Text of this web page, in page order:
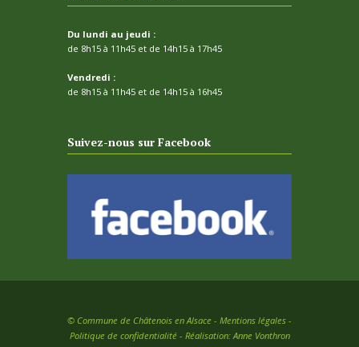
Du lundi au jeudi :
de 8h15 à 11h45 et de 14h15 à 17h45
Vendredi :
de 8h15 à 11h45 et de 14h15 à 16h45
Suivez-nous sur Facebook
© Commune de Châtenois en Alsace - Mentions légales -
Politique de confidentialité - Réalisation: Anne Vonthron